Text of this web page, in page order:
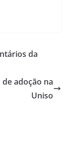
da
adoção na
Uniso